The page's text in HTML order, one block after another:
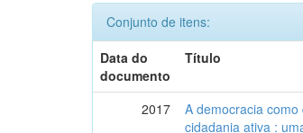
Conjunto de itens:
Data do
documento
Título
2017
A democracia
cidadania ativa :